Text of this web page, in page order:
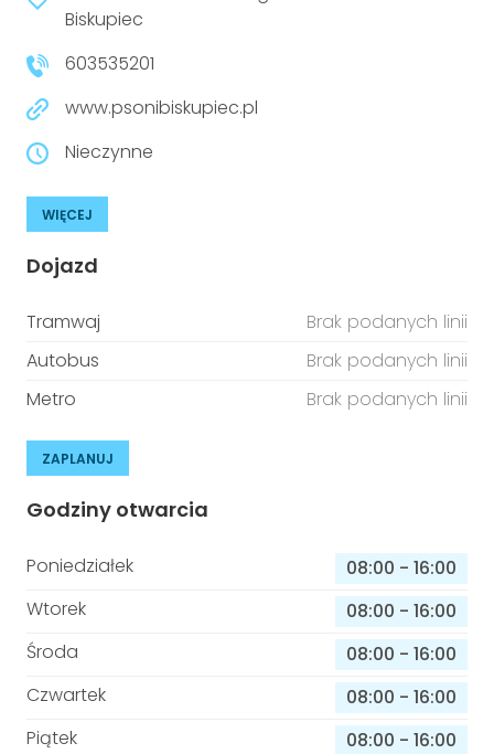
niepełnosprawnościami
Prawo
Prawa osób z niepełnosprawnościami
Urządzenia IoT
Biskupiec
603535201
www.psonibiskupiec.pl
Nieczynne
WIĘCEJ
Dojazd
Tramwaj
Brak podanych linii
Autobus
Brak podanych linii
Metro
Brak podanych linii
ZAPLANUJ
Godziny otwarcia
Poniedziałek 08:00 - 16:00
Wtorek
08:00 - 16:00
Środa
08:00 - 16:00
Czwartek
08:00 - 16:00
Piątek
08:00 - 16:00